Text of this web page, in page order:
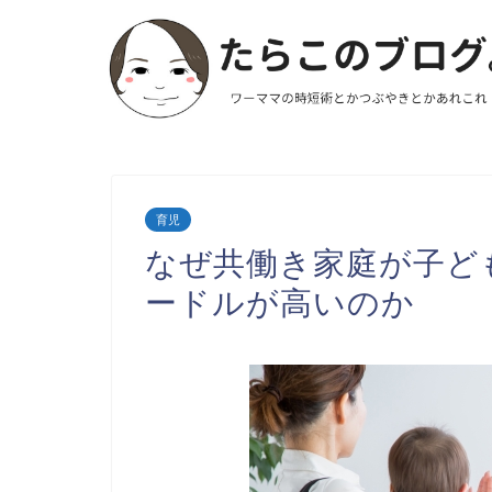
育児
なぜ共働き家庭が子
ードルが高いのか